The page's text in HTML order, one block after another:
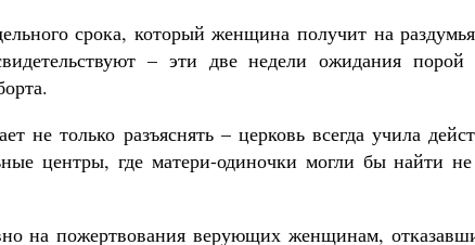
срока, который женщина получит на
– эти две недели ожидания порой
не только разъяснять – церковь всегда учила
центры, где матери-одиночки могли бы найти
на пожертвования верующих женщинам,